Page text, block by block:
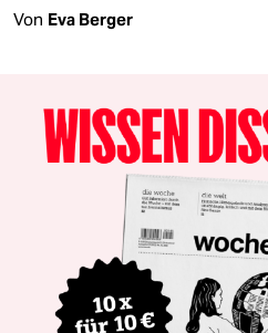
Von Eva Berger